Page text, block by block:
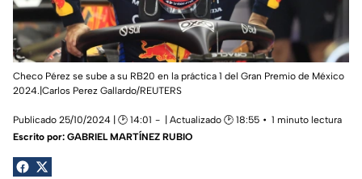
Checo Pérez se sube a su RB20 en la práctica 1 del Gran Premio de México
2024.|Carlos Perez Gallardo/REUTERS
Publicado 25/10/2024 | 🕑 14:01 | Actualizado 🕑 18:55
1 minuto lectura
Escrito por: GABRIEL MARTÍNEZ RUBIO